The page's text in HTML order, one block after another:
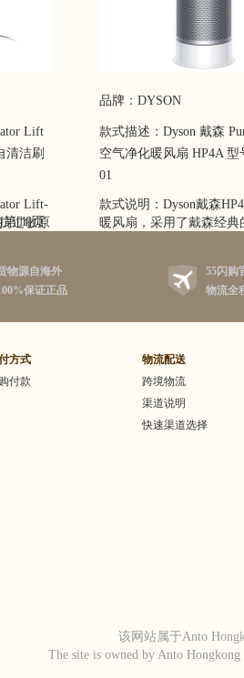
Lift
清洁刷
Lift-
过敏原
下，可
梯和家
附宠物
进行多
器适
如在国
换器或
电器损
品牌：DYSON
款式描述：Dyson 戴森
空气净化暖风扇 HP4A 型
01
款式说明：Dyson戴森
暖风扇，采用了戴森经典
分离滤网：活性炭滤网去
他有害气体，HEPA滤网
净暖流覆盖各个角落，结
让洁净暖流在整屋内循环
便用户更直观的了解温
气质量、滤芯使用情况
部新增了圆形LCD显示屏
第[1]页
物源自海外
保证正品
55闪购
物流全
方式
付款
物流配送
跨境物流
渠道说明
快速渠道选择
该网站属于Anto
The site is owned by Anto